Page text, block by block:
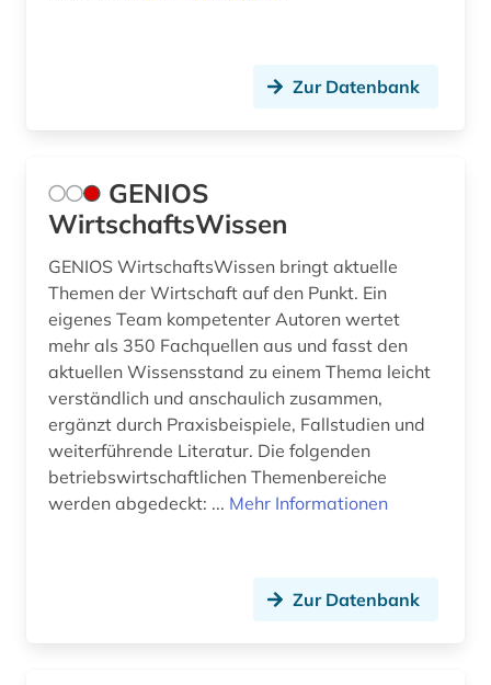
Zur Datenbank
GENIOS
WirtschaftsWissen
GENIOS WirtschaftsWissen bringt aktuelle
Themen der Wirtschaft auf den Punkt. Ein
eigenes Team kompetenter Autoren wertet
mehr als 350 Fachquellen aus und fasst den
aktuellen Wissensstand zu einem Thema leicht
verständlich und anschaulich zusammen,
ergänzt durch Praxisbeispiele, Fallstudien und
weiterführende Literatur. Die folgenden
betriebswirtschaftlichen Themenbereiche
werden abgedeckt: ... Mehr Informationen
Zur Datenbank